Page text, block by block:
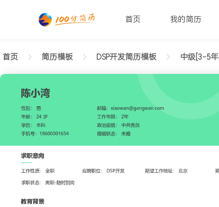
首页 我的简历
首页 简历模板 DSP开发简历模板 中级[3-5
正在查看中级DSP开发整洁简历模板文字版
陈小湾
性别: 男年龄: 26 学历: 本科婚姻状态: 未婚 工作年限: 4年 政治面貌: 党
邮箱: xiaowan@gangwan.com